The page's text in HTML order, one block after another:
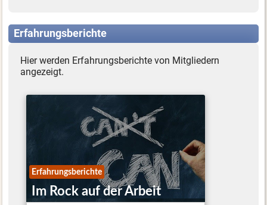
Erfahrungsberichte
Hier werden Erfahrungsberichte von Mitgliedern
angezeigt.
Erfahrungsberichte
Im Rock auf der Arbeit